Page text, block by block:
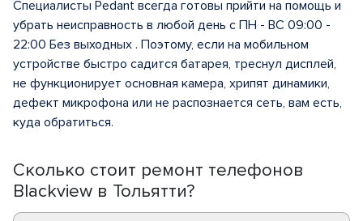
Сколько стоит ремонт телефонов
Blackview в Тольятти?
Специалисты Pedant всегда готовы прийти на помощь и
убрать неисправность в любой день с ПН - ВС 09:00 -
22:00 Без выходных . Поэтому, если на мобильном
устройстве быстро садится батарея, треснул дисплей,
не функционирует основная камера, хрипят динамики,
дефект микрофона или не распознается сеть, вам есть,
куда обратиться.